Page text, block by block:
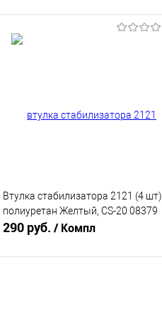
Втулка стабилизатора 2121 (4 шт)
полиуретан Желтый, CS-20 08379
290 руб. / Компл